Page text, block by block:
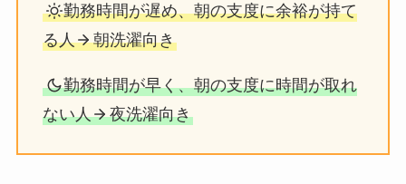
勤務時間が遅め、朝の支度に余裕が持て
る人
朝洗濯向き
勤務時間が早く、朝の支度に時間が取れ
ない人
夜洗濯向き